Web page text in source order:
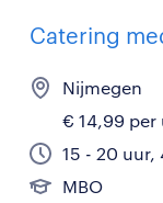
Catering
Nijmegen
€ 14,99 per
15 - 20 uur,
MBO